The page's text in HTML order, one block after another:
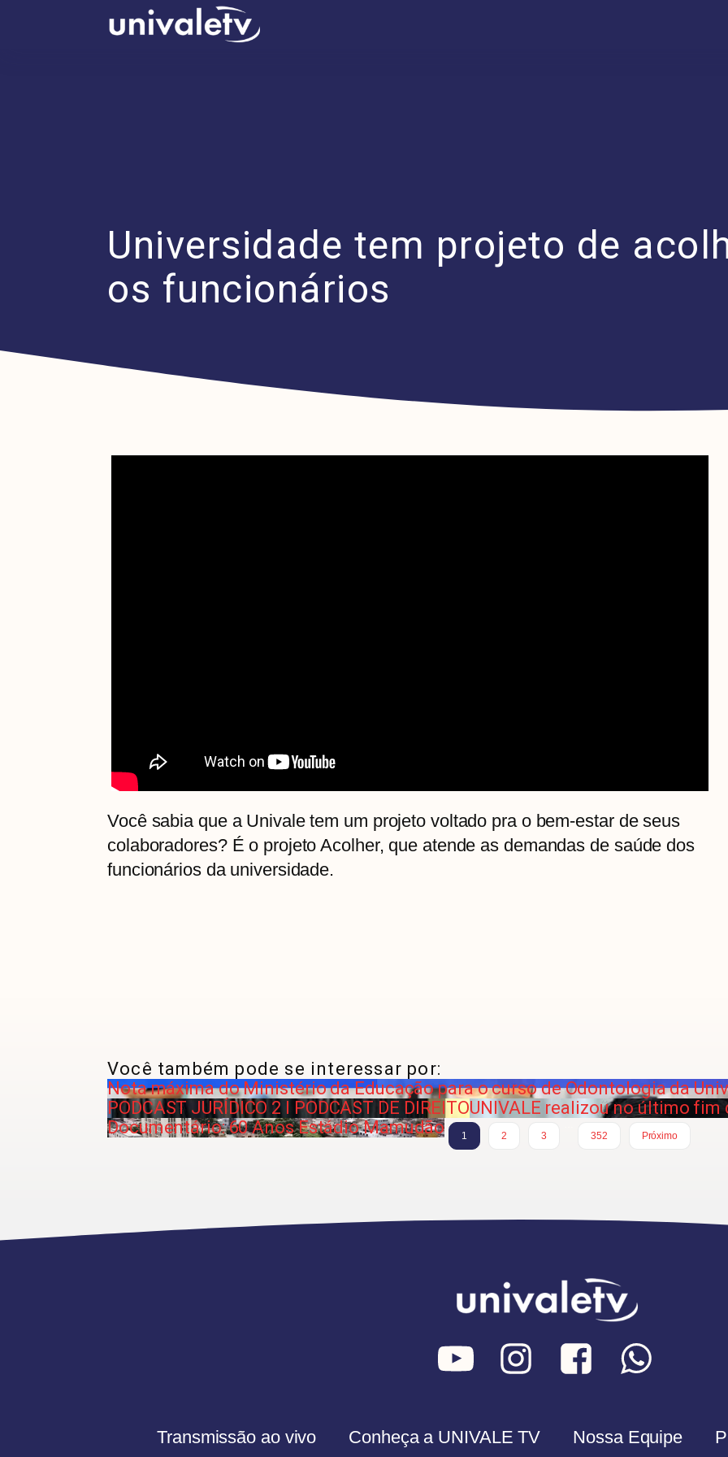
Universidade tem projeto de
os funcionários
Você sabia que a Univale tem um projeto voltado pra o bem-estar de seus
colaboradores? É o projeto Acolher, que atende as demandas de saúde dos
funcionários da universidade.
Você também pode se interessar por:
Nota máxima do Ministério da Educação para o curso de Odontologia da
PODCAST JURÍDICO 2 I PODCAST DE DIREITOUNIVALE realizou no último
Documentário: 60 Anos Estádio Mamudão
1 2 3
352
Próximo
Transmissão ao vivo Conheça a UNIVALE TV Nossa Equipe